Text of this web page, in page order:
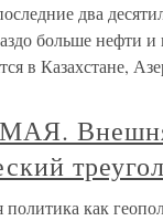
два
больше нефти и
в Казахстане,
как